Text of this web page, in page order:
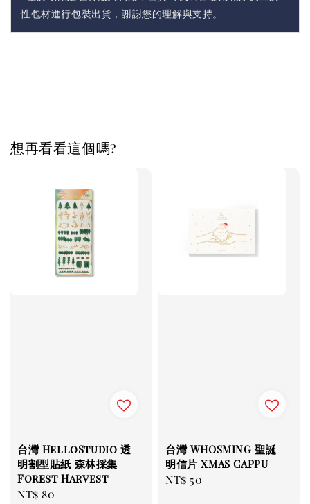
性包材進行包裝出貨，謝謝您的理解與支持。
想再看看這個嗎?
台灣 HelloStudio 透
明割型貼紙 森林採集
Forest Harvest
Regular
NT$ 80
台灣 WHOSMING 聖誕
明信片 XMAS CAPPU
Regular
NT$ 50